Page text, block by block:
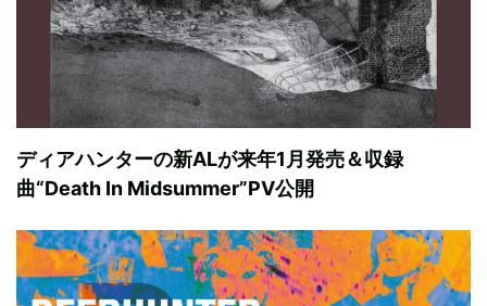
ディアハンターの新ALが来年1月発売＆収録
曲“Death In Midsummer”PV公開